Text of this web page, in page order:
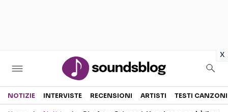
x
Sezioni
NOTIZIE INTERVISTE RECENSIONI ARTISTI TESTI CANZONI